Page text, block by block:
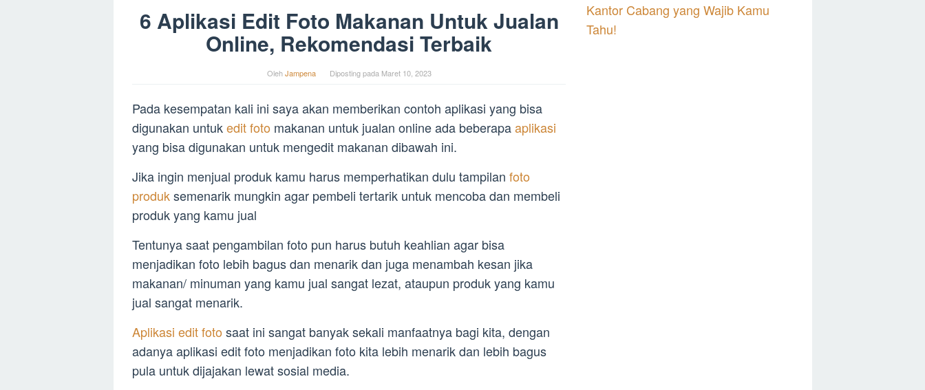
6 Aplikasi Edit Foto Makanan Untuk Jualan
Online, Rekomendasi Terbaik
OlehJampena Diposting pada Maret 10, 2023
Pada kesempatan kali ini saya akan memberikan contoh aplikasi yang bisa
digunakan untukedit foto makanan untuk jualan online ada beberapaaplikasi
yang bisa digunakan untuk mengedit makanan dibawah ini.
Jika ingin menjual produk kamu harus memperhatikan dulu tampilan foto
produksemenarik mungkin agar pembeli tertarik untuk mencoba dan membeli
produk yang kamu jual
Tentunya saat pengambilan foto pun harus butuh keahlian agar bisa
menjadikan foto lebih bagus dan menarik dan juga menambah kesan jika
makanan/ minuman yang kamu jual sangat lezat, ataupun produk yang kamu
jual sangat menarik.
Aplikasi edit foto saat ini sangat banyak sekali manfaatnya bagi kita, dengan
adanya aplikasi edit foto menjadikan foto kita lebih menarik dan lebih bagus
pula untuk dijajakan lewat sosial media.
Kantor Cabang yang Wajib Kamu
Tahu!